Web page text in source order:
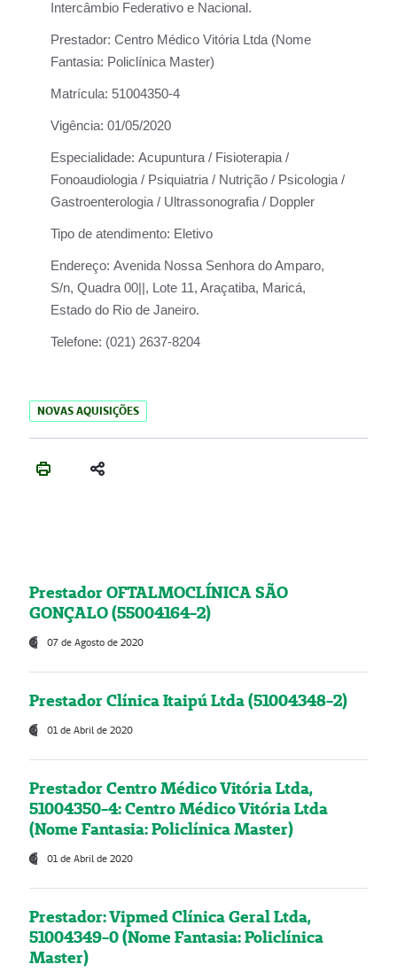
Intercâmbio Federativo e Nacional.
Prestador: Centro Médico Vitória Ltda (Nome
Fantasia: Policlínica Master)
Matrícula: 51004350-4
Vigência: 01/05/2020
Especialidade: Acupuntura / Fisioterapia /
Fonoaudiologia / Psiquiatria / Nutrição / Psicologia /
Gastroenterologia / Ultrassonografia / Doppler
Tipo de atendimento: Eletivo
Endereço: Avenida Nossa Senhora do Amparo,
S/n, Quadra 00||, Lote 11, Araçatiba, Maricá,
Estado do Rio de Janeiro.
Telefone: (021) 2637-8204
NOVAS AQUISIÇÕES
Prestador OFTALMOCLÍNICA SÃO
GONÇALO (55004164-2)
07 de Agosto de 2020
Prestador Clínica Itaipú Ltda (51004348-2)
01 de Abril de 2020
Prestador Centro Médico Vitória Ltda,
51004350-4: Centro Médico Vitória Ltda
(Nome Fantasia: Policlínica Master)
01 de Abril de 2020
Prestador: Vipmed Clínica Geral Ltda,
51004349-0 (Nome Fantasia: Policlínica
Master)